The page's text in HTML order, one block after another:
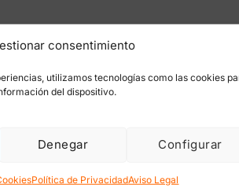
consentimiento
utilizamos tecnologías como las cookies
del dispositivo.
Denegar Configurar
Política de PrivacidadAviso Legal